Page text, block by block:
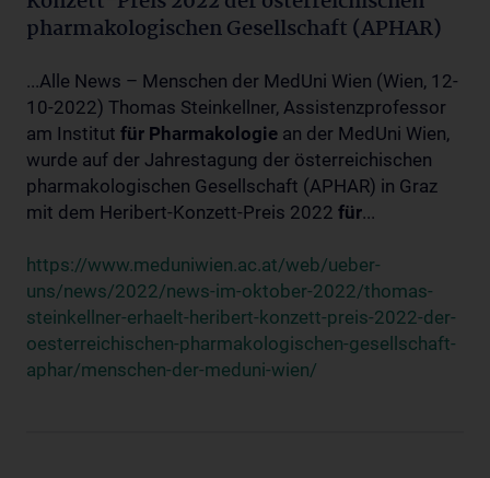
pharmakologischen Gesellschaft (APHAR)
...Alle News – Menschen der MedUni Wien (Wien, 12-
10-2022) Thomas Steinkellner, Assistenzprofessor
am Institut für Pharmakologie an der MedUni Wien,
wurde auf der Jahrestagung der österreichischen
pharmakologischen Gesellschaft (APHAR) in Graz
mit dem Heribert-Konzett-Preis 2022 für...
https://www.meduniwien.ac.at/web/ueber-
uns/news/2022/news-im-oktober-2022/thomas-
steinkellner-erhaelt-heribert-konzett-preis-2022-der-
oesterreichischen-pharmakologischen-gesellschaft-
aphar/menschen-der-meduni-wien/